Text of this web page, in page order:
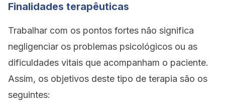
Finalidades terapêuticas
Trabalhar com os pontos fortes não significa
negligenciar os problemas psicológicos ou as
dificuldades vitais que acompanham o paciente.
Assim, os objetivos deste tipo de terapia são os
seguintes: